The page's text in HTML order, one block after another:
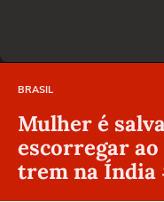
BRASIL
Mulher é
escorregar
trem na